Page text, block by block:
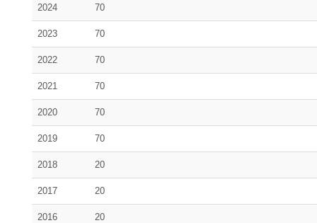
2024 70
2023 70
2022 70
2021 70
2020 70
2019 70
2018 20
2017 20
2016 20